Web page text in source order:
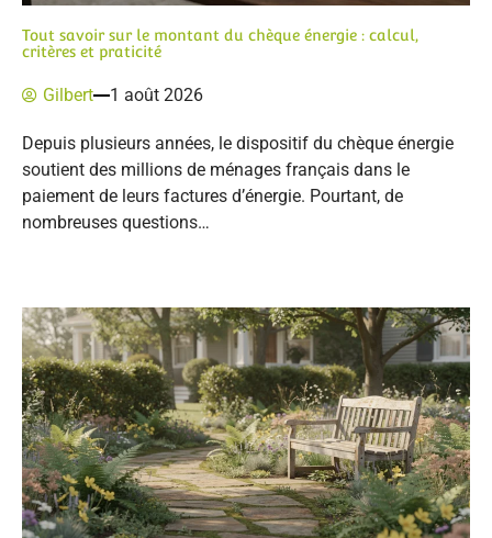
Tout savoir sur le montant du chèque énergie : calcul,
critères et praticité
Gilbert 1 août 2026
Depuis plusieurs années, le dispositif du chèque énergie
soutient des millions de ménages français dans le
paiement de leurs factures d’énergie. Pourtant, de
nombreuses questions…